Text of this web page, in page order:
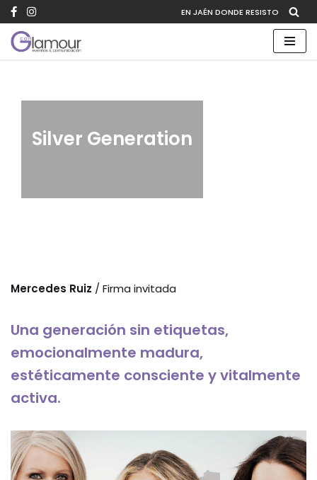
Saltar
al
EN JAÉN DONDE RESISTO
Silver Generation
Mercedes Ruiz / Firma invitada
Una generación sin etiquetas,
emocionalmente madura,
estéticamente consciente y vitalmente
activa.